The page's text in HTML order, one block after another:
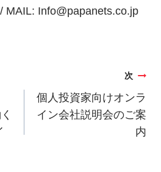
MAIL: Info@papanets.co.jp
次
個人投資家向けオンラ
イン会社説明会のご案
内